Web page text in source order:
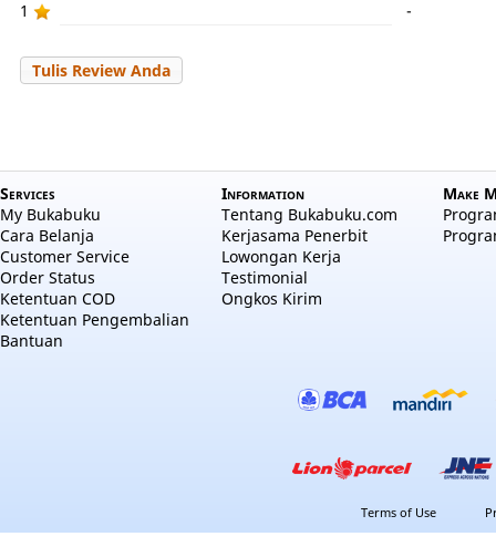
1
-
Tulis Review Anda
Services
My Bukabuku
Cara Belanja
Customer Service
Order Status
Ketentuan COD
Ketentuan Pengembalian
Bantuan
Information
Tentang Bukabuku.com
Kerjasama Penerbit
Lowongan Kerja
Testimonial
Ongkos Kirim
Make
Terms of Use